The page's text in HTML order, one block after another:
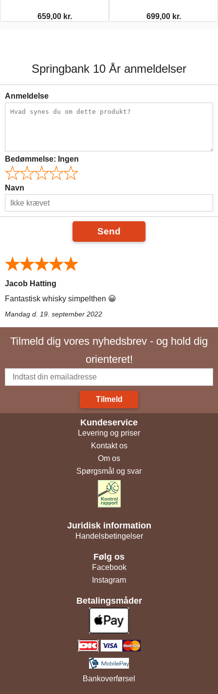
659,00 kr. 699,00 kr.
Springbank 10 År anmeldelser
Anmeldelse
Bedømmelse: Ingen
Navn
Send
Jacob Hatting
Fantastisk whisky simpelthen 😀
Mandag d. 19. september 2022
Tilmeld dig vores nyhedsbrev - og hold dig
orienteret!
Tilmeld
Kundeservice
Levering og priser
Kontakt os
Om os
Spørgsmål og svar
Juridisk information
Handelsbetingelser
Følg os
Facebook
Instagram
Betalingsmåder
Bankoverførsel